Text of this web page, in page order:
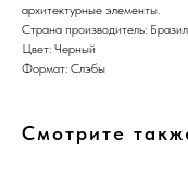
архитектурные элементы.
Страна производитель:
Цвет: Черный
Формат: Слэбы
Смотрите